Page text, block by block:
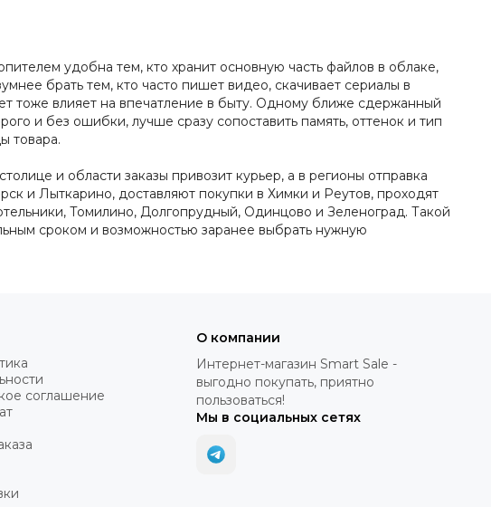
удобна тем, кто хранит основную часть файлов в облаке,
брать тем, кто часто пишет видео, скачивает сериалы в
тоже влияет на впечатление в быту. Одному ближе сдержанный
и без ошибки, лучше сразу сопоставить память, оттенок и тип
товара.
и области заказы привозит курьер, а в регионы отправка
и Лыткарино, доставляют покупки в Химки и Реутов, проходят
Томилино, Долгопрудный, Одинцово и Зеленоград. Такой
сроком и возможностью заранее выбрать нужную
соглашение
О компании
Интернет-магазин Smart Sale -
выгодно покупать, приятно
пользоваться!
Мы в социальных сетях